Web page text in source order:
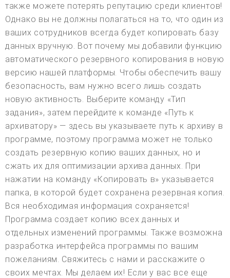
также можете потерять репутацию среди клиентов!
Однако вы не должны полагаться на то, что один из
ваших сотрудников всегда будет копировать базу
данных вручную. Вот почему мы добавили функцию
автоматического резервного копирования в новую
версию нашей платформы. Чтобы обеспечить вашу
безопасность, вам нужно всего лишь создать
новую активность. Выберите команду «Тип
задания», затем перейдите к команде «Путь к
архиватору» — здесь вы указываете путь к архиву в
программе, поэтому программа может не только
создать резервную копию ваших данных, но и
сжать их для оптимизации архива данных. При
нажатии на команду «Копировать в» указывается
папка, в которой будет сохранена резервная копия.
Вся необходимая информация сохраняется!
Программа создает копию всех данных и
отдельных изменений программы. Также возможна
разработка интерфейса программы по вашим
пожеланиям. Свяжитесь с нами и расскажите о
своих мечтах. Мы делаем их! Если у вас все еще